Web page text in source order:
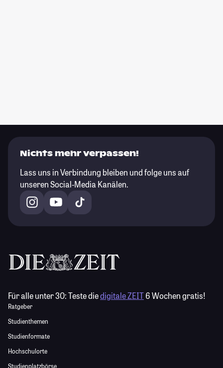
Nichts mehr verpassen!
Lass uns in Verbindung bleiben und folge uns auf
unseren Social-Media Kanälen.
Für alle unter 30:Teste diedigitale ZEIT6 Wochen gratis!
Ratgeber
Studienthemen
Studienformate
Hochschulorte
Studienplatzbörse